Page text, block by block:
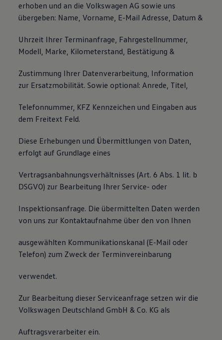
erhoben und an die Volkswagen AG sowie uns
übergeben: Name, Vorname, E-Mail Adresse, Datum &
Uhrzeit Ihrer Terminanfrage, Fahrgestellnummer,
Modell, Marke, Kilometerstand, Bestätigung &
Zustimmung Ihrer Datenverarbeitung, Information
zur Ersatzmobilität. Sowie optional: Anrede, Titel,
Telefonnummer, KFZ Kennzeichen und Eingaben aus
dem Freitext Feld.
Diese Erhebungen und Übermittlungen von Daten,
erfolgt auf Grundlage eines
Vertragsanbahnungsverhältnisses (Art. 6 Abs. 1 lit. b
DSGVO) zur Bearbeitung Ihrer Service- oder
Inspektionsanfrage. Die übermittelten Daten werden
von uns zur Kontaktaufnahme über den von Ihnen
ausgewählten Kommunikationskanal (E-Mail oder
Telefon) zum Zweck der Terminvereinbarung
verwendet.
Zur Bearbeitung dieser Serviceanfrage setzen wir die
Volkswagen Deutschland GmbH & Co. KG als
Auftragsverarbeiter ein.